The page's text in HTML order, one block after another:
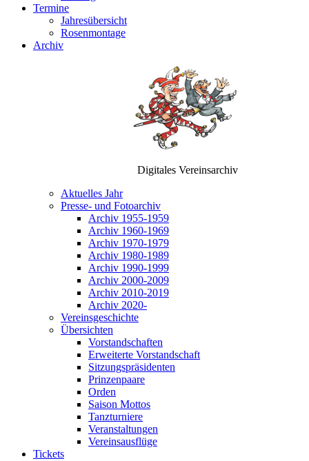
Termine
Jahresübersicht
Rosenmontage
Archiv
Digitales Vereinsarchiv
Aktuelles Jahr
Presse- und Fotoarchiv
Archiv 1955-1959
Archiv 1960-1969
Archiv 1970-1979
Archiv 1980-1989
Archiv 1990-1999
Archiv 2000-2009
Archiv 2010-2019
Archiv 2020-
Vereinsgeschichte
Übersichten
Vorstandschaften
Erweiterte Vorstandschaft
Sitzungspräsidenten
Prinzenpaare
Orden
Saison Mottos
Tanzturniere
Veranstaltungen
Vereinsausflüge
Tickets